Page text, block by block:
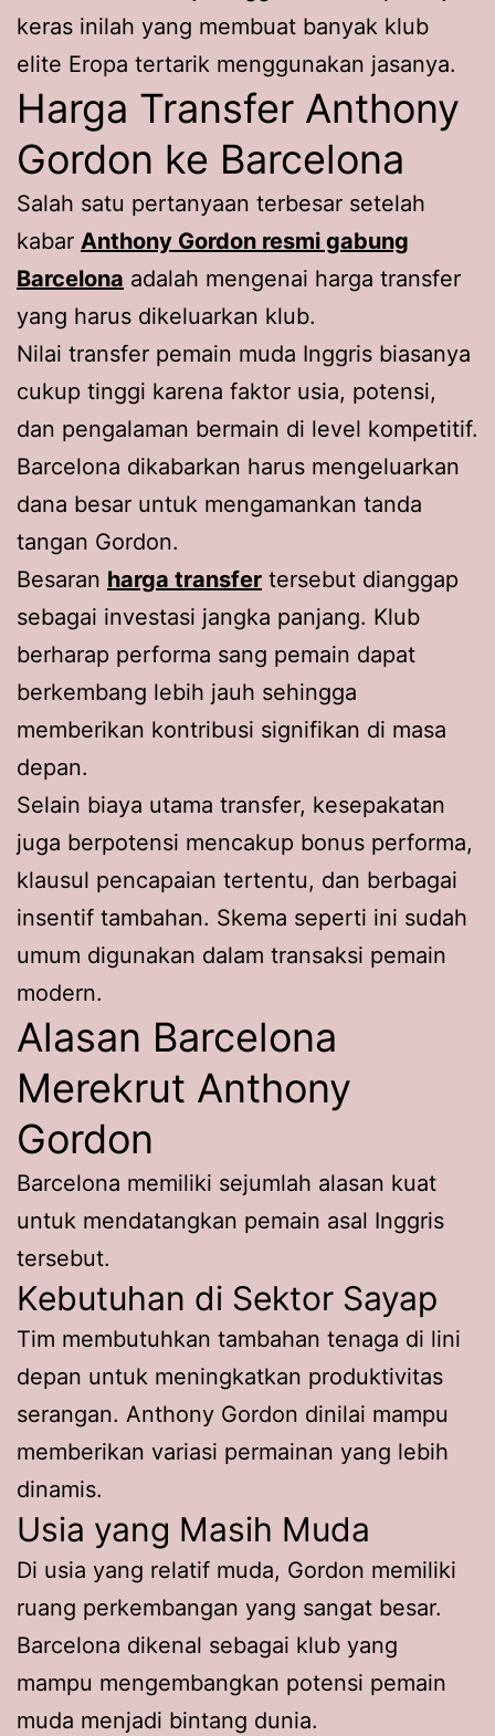
keras inilah yang membuat banyak klub
elite Eropa tertarik menggunakan jasanya.
Harga Transfer Anthony
Gordon ke Barcelona
Salah satu pertanyaan terbesar setelah
kabar Anthony Gordon resmi gabung
Barcelona adalah mengenai harga transfer
yang harus dikeluarkan klub.
Nilai transfer pemain muda Inggris biasanya
cukup tinggi karena faktor usia, potensi,
dan pengalaman bermain di level kompetitif.
Barcelona dikabarkan harus mengeluarkan
dana besar untuk mengamankan tanda
tangan Gordon.
Besaran harga transfer tersebut dianggap
sebagai investasi jangka panjang. Klub
berharap performa sang pemain dapat
berkembang lebih jauh sehingga
memberikan kontribusi signifikan di masa
depan.
Selain biaya utama transfer, kesepakatan
juga berpotensi mencakup bonus performa,
klausul pencapaian tertentu, dan berbagai
insentif tambahan. Skema seperti ini sudah
umum digunakan dalam transaksi pemain
modern.
Alasan Barcelona
Merekrut Anthony
Gordon
Barcelona memiliki sejumlah alasan kuat
untuk mendatangkan pemain asal Inggris
tersebut.
Kebutuhan di Sektor Sayap
Tim membutuhkan tambahan tenaga di lini
depan untuk meningkatkan produktivitas
serangan. Anthony Gordon dinilai mampu
memberikan variasi permainan yang lebih
dinamis.
Usia yang Masih Muda
Di usia yang relatif muda, Gordon memiliki
ruang perkembangan yang sangat besar.
Barcelona dikenal sebagai klub yang
mampu mengembangkan potensi pemain
muda menjadi bintang dunia.